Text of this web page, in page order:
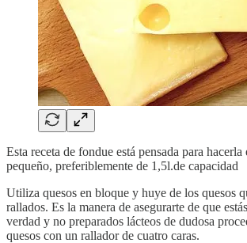
Esta receta de fondue está pensada para
pequeño, preferiblemente de 1,5l.de capacidad
Utiliza quesos en bloque y huye de los quesos
rallados. Es la manera de asegurarte de que
verdad y no preparados lácteos de dudosa
quesos con un rallador de cuatro caras.